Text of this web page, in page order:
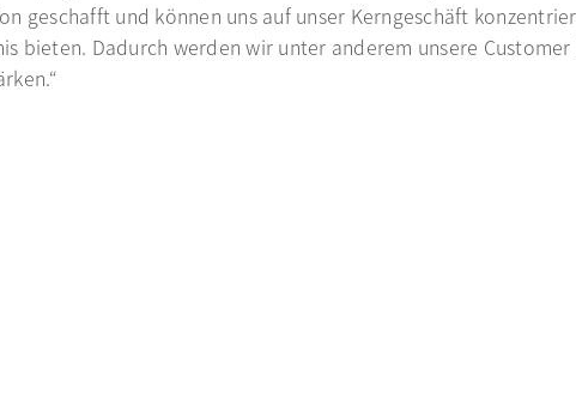
geschafft und können uns auf unser Kerngeschäft
bieten. Dadurch werden wir unter anderem unsere